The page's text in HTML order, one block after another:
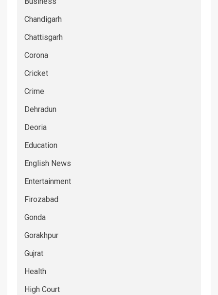
Chandigarh
Chattisgarh
Corona
Cricket
Crime
Dehradun
Deoria
Education
English News
Entertainment
Firozabad
Gonda
Gorakhpur
Gujrat
Health
High Court